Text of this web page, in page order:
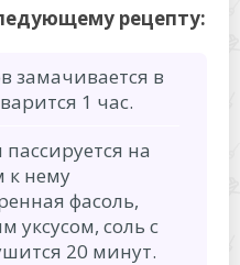
рецепту:
замачивается в
1 час.
на
к нему
фасоль,
уксусом, соль с
20 минут.